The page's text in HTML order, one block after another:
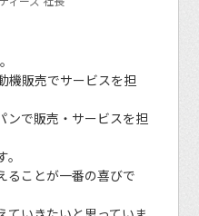
機販売でサービスを担
ンで販売・サービスを担
ることが一番の喜びで